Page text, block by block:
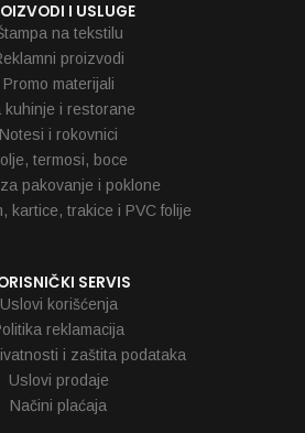
I USLUGE
na tekstilu
proizvodi
Promo materijali
kuhinje i restorane
Notesi i rokovnici
termosi, boce
pakovanje i poklone
kartice, trakice i PVC folije
SERVIS
Uslovi korišćenja
reklamacija
i zaštita podataka
Uslovi prodaje
Načini plaćaja